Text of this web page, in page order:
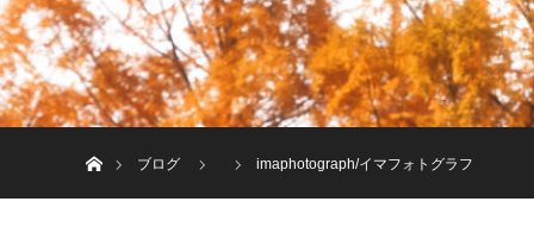
ブログ
imaphotograph/イマフォトグラフ